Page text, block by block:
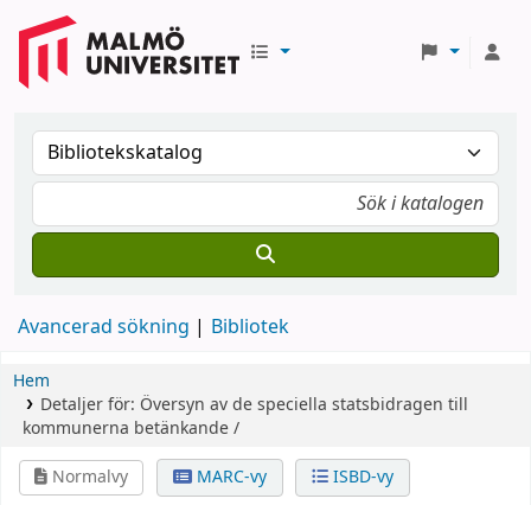
Avancerad sökning Bibliotek
Hem
Detaljer för: Översyn av de speciella statsbidragen till
kommunerna betänkande /
Normalvy
MARC-vy ISBD-vy